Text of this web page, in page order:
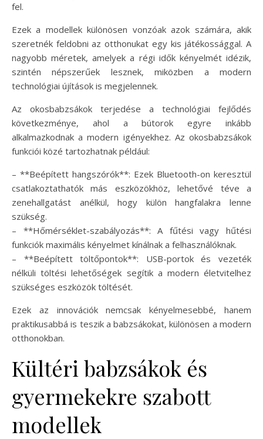
fel.
Ezek a modellek különösen vonzóak azok számára, akik
szeretnék feldobni az otthonukat egy kis játékossággal. A
nagyobb méretek, amelyek a régi idők kényelmét idézik,
szintén népszerűek lesznek, miközben a modern
technológiai újítások is megjelennek.
Az okosbabzsákok terjedése a technológiai fejlődés
következménye, ahol a bútorok egyre inkább
alkalmazkodnak a modern igényekhez. Az okosbabzsákok
funkciói közé tartozhatnak például:
– **Beépített hangszórók**: Ezek Bluetooth-on keresztül
csatlakoztathatók más eszközökhöz, lehetővé téve a
zenehallgatást anélkül, hogy külön hangfalakra lenne
szükség.
– **Hőmérséklet-szabályozás**: A fűtési vagy hűtési
funkciók maximális kényelmet kínálnak a felhasználóknak.
– **Beépített töltőpontok**: USB-portok és vezeték
nélküli töltési lehetőségek segítik a modern életvitelhez
szükséges eszközök töltését.
Ezek az innovációk nemcsak kényelmesebbé, hanem
praktikusabbá is teszik a babzsákokat, különösen a modern
otthonokban.
Kültéri babzsákok és
gyermekekre szabott
modellek